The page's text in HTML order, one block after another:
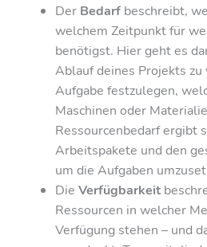
Der Bedarf beschreibt,
welchem Zeitpunkt für
benötigst. Hier geht es
Ablauf deines Projekts
Aufgabe festzulegen,
Maschinen oder
Ressourcenbedarf ergibt
Arbeitspakete und den
um die Aufgaben
DieVerfügbarkeit
Ressourcen in welcher
Verfügung stehen – und